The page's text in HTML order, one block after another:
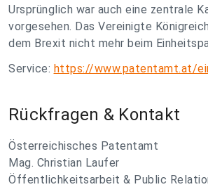
Ursprünglich war auch eine zentrale
vorgesehen. Das Vereinigte
dem Brexit nicht mehr beim
Service: https://www.patentamt.at/
Rückfragen & Kontakt
Österreichisches Patentamt
Mag. Christian Laufer
Öffentlichkeitsarbeit & Public